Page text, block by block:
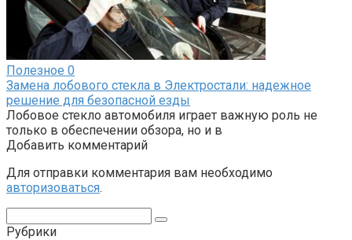
Полезное 0
Замена лобового стекла в Электростали: надежное
решение для безопасной езды
Лобовое стекло автомобиля играет важную роль не
только в обеспечении обзора, но и в
Добавить комментарий
Для отправки комментария вам необходимо
авторизоваться.
Рубрики